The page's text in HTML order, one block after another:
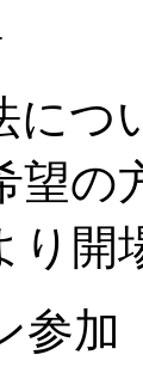
につ
望の
り開
参加